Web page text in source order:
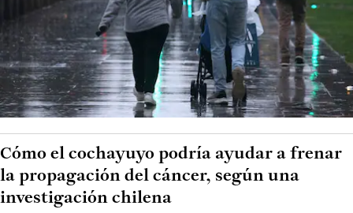
Cómo el cochayuyo podría ayudar a frenar
la propagación del cáncer, según una
investigación chilena